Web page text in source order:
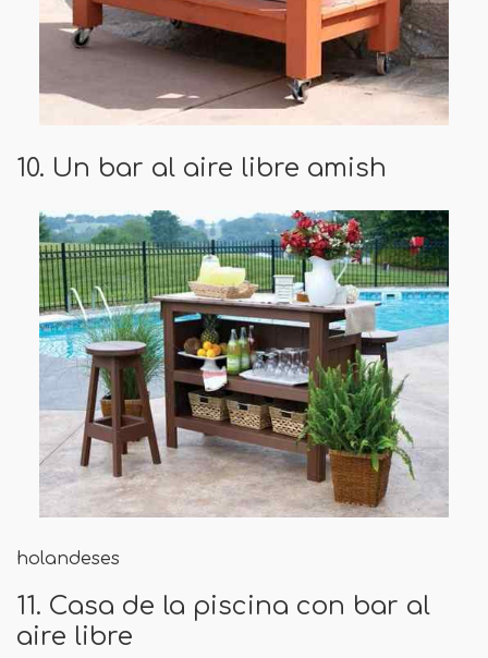
10. Un bar al aire libre amish
holandeses
11. Casa de la piscina con bar al
aire libre